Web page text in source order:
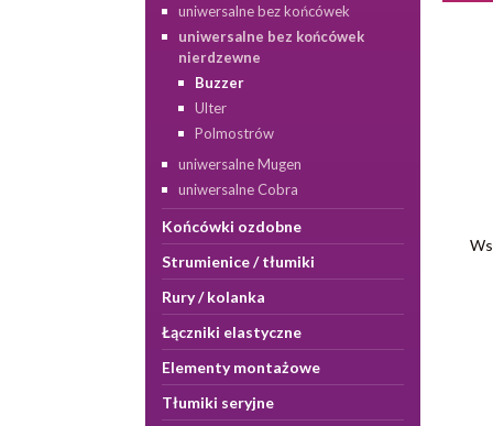
uniwersalne bez końcówek
uniwersalne bez końcówek
nierdzewne
Buzzer
Ulter
Polmostrów
uniwersalne Mugen
uniwersalne Cobra
Końcówki ozdobne
Strumienice / tłumiki
Rury / kolanka
Łączniki elastyczne
Elementy montażowe
Tłumiki seryjne